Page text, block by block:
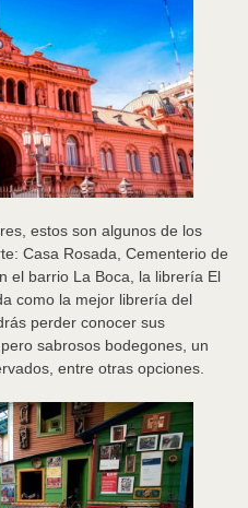
estos son algunos de los
Casa Rosada, Cementerio de
el barrio La Boca, la librería El
como la mejor librería del
perder conocer sus
sabrosos bodegones, un
entre otras opciones.